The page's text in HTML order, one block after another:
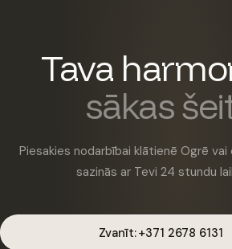
Tava
sākas
Piesakies nodarbībai klātienē Ogrē vai
sazinās ar Tevi 24 stundu
Zvanīt: +371 2678 6131